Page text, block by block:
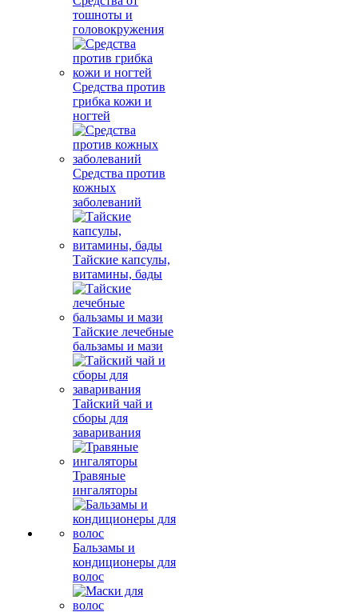
тошноты и
головокружения
Средства против
грибка кожи и
ногтей
Средства против
кожных
заболеваний
Тайские капсулы,
витамины, бады
Тайские лечебные
бальзамы и мази
Тайский чай и
сборы для
заваривания
Травяные
ингаляторы
Бальзамы и
кондиционеры для
волос